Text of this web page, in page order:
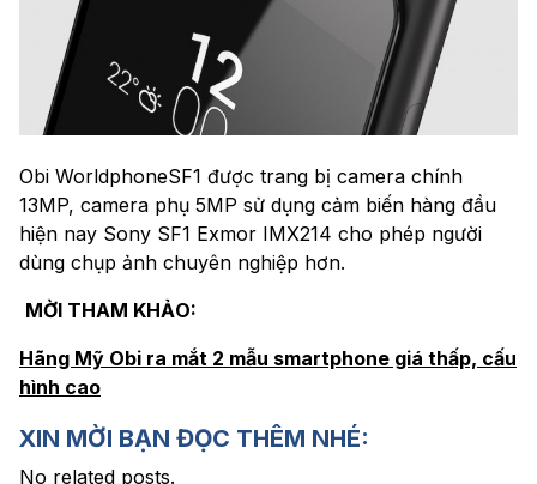
Obi WorldphoneSF1 được trang bị camera chính
13MP, camera phụ 5MP sử dụng cảm biến hàng đầu
hiện nay Sony SF1 Exmor IMX214 cho phép người
dùng chụp ảnh chuyên nghiệp hơn.
MỜI THAM KHẢO:
Hãng Mỹ Obi ra mắt 2 mẫu smartphone giá thấp, cấu
hình cao
XIN MỜI BẠN ĐỌC THÊM NHÉ:
No related posts.